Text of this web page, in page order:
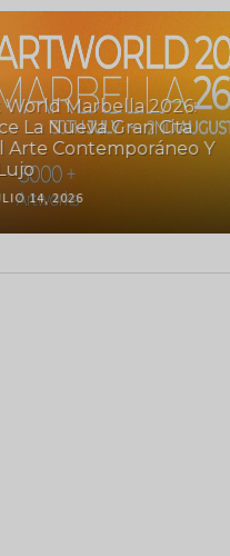
World Marbella 2026:
La Nueva Gran Cita
Arte Contemporáneo Y
14, 2026